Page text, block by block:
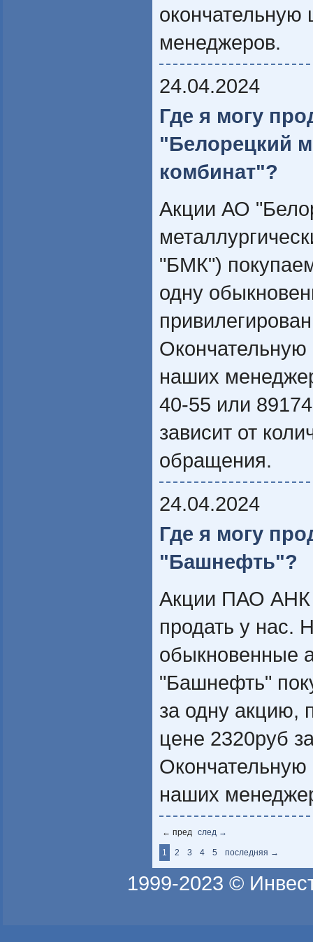
окончательную
менеджеров.
24.04.2024
Где я могу
"Белорецкий
комбинат"?
Акции АО
"БМК")
одну
Окончательную
наших
40-55 или
зависит от
обращения.
24.04.2024
Где я могу
"Башнефть"?
Акции ПАО АНК
продать у нас.
обыкновенные
"Башнефть"
за одну акцию,
цене 2320руб
Окончательную
наших
← пред след →
1 2 3 4 5 последняя →
1999-2023 ©